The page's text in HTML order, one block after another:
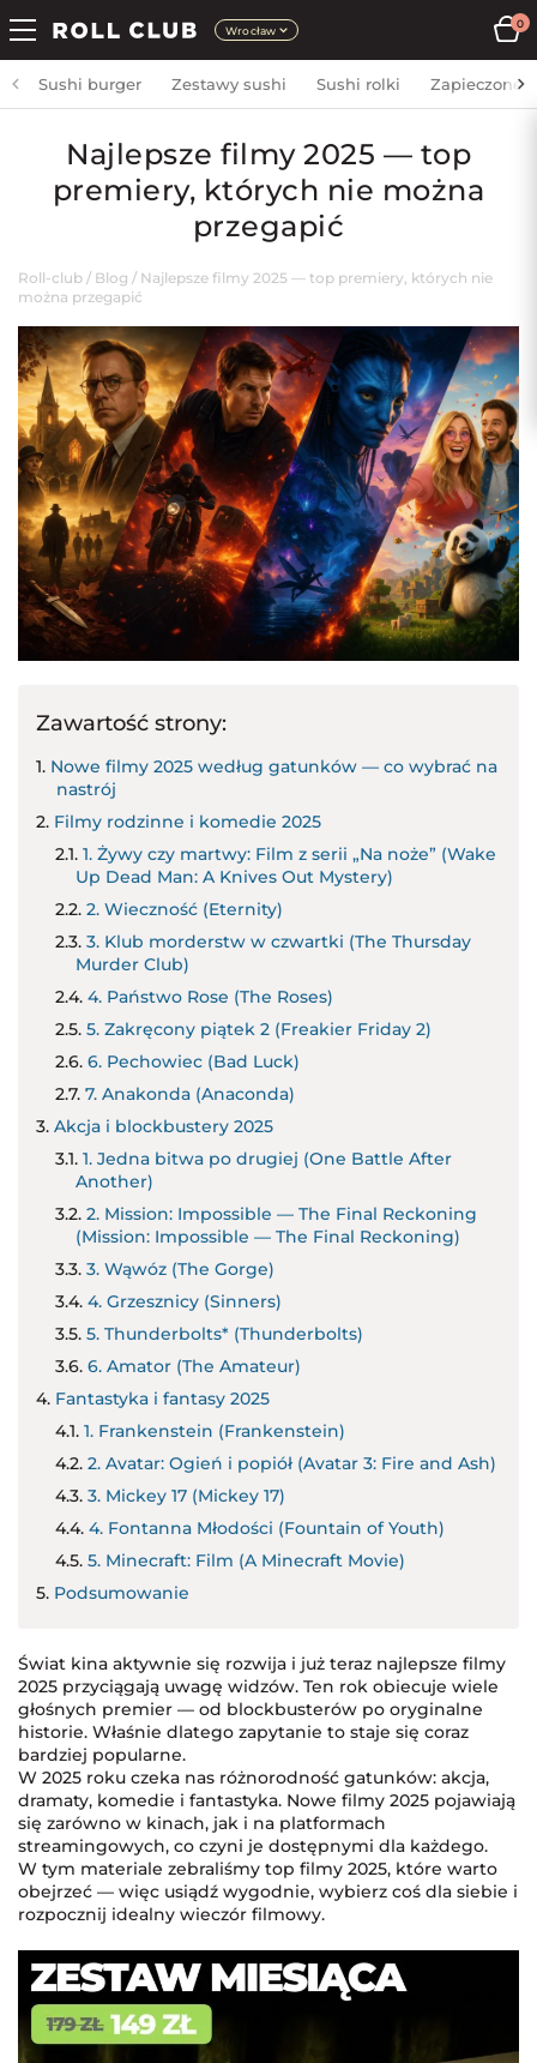
Wrocław
0
Sushi burger Zestawy sushi Sushi rolki Zapieczone
Najlepsze filmy 2025 — top
premiery, których nie można
przegapić
Roll-club / Blog / Najlepsze filmy 2025 — top premiery, których nie
można przegapić
Zawartość strony:
Nowe filmy 2025 według gatunków — co wybrać na
nastrój
Filmy rodzinne i komedie 2025
1. Żywy czy martwy: Film z serii „Na noże” (Wake
Up Dead Man: A Knives Out Mystery)
2. Wieczność (Eternity)
3. Klub morderstw w czwartki (The Thursday
Murder Club)
4. Państwo Rose (The Roses)
5. Zakręcony piątek 2 (Freakier Friday 2)
6. Pechowiec (Bad Luck)
7. Anakonda (Anaconda)
Akcja i blockbustery 2025
1. Jedna bitwa po drugiej (One Battle After
Another)
2. Mission: Impossible — The Final Reckoning
(Mission: Impossible — The Final Reckoning)
3. Wąwóz (The Gorge)
4. Grzesznicy (Sinners)
5. Thunderbolts* (Thunderbolts)
6. Amator (The Amateur)
Fantastyka i fantasy 2025
1. Frankenstein (Frankenstein)
2. Avatar: Ogień i popiół (Avatar 3: Fire and Ash)
3. Mickey 17 (Mickey 17)
4. Fontanna Młodości (Fountain of Youth)
5. Minecraft: Film (A Minecraft Movie)
Podsumowanie
Świat kina aktywnie się rozwija i już teraz najlepsze filmy
2025 przyciągają uwagę widzów. Ten rok obiecuje wiele
głośnych premier — od blockbusterów po oryginalne
historie. Właśnie dlatego zapytanie to staje się coraz
bardziej popularne.
W 2025 roku czeka nas różnorodność gatunków: akcja,
dramaty, komedie i fantastyka. Nowe filmy 2025 pojawiają
się zarówno w kinach, jak i na platformach
streamingowych, co czyni je dostępnymi dla każdego.
W tym materiale zebraliśmy top filmy 2025, które warto
obejrzeć — więc usiądź wygodnie, wybierz coś dla siebie i
rozpocznij idealny wieczór filmowy.